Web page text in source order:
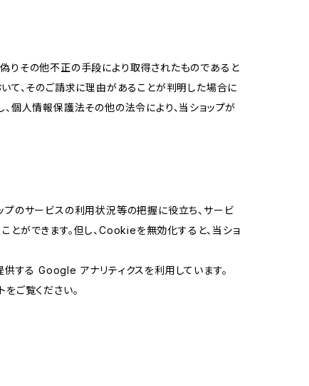
りその他不正の手段により取得されたものであると
て、そのご請求に理由があることが判明した場合に
個人情報保護法その他の法令により、当ショップが
プのサービスの利用状況等の把握に役立ち、サービ
ができます。但し、Cookieを無効化すると、当ショ
する Google アナリティクスを利用しています。
ご覧ください。